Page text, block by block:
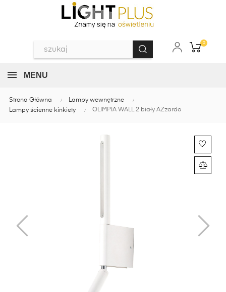
0
MENU
Strona Główna
Lampy wewnętrzne
Lampy ścienne kinkiety
OLIMPIA WALL 2 biały AZzardo